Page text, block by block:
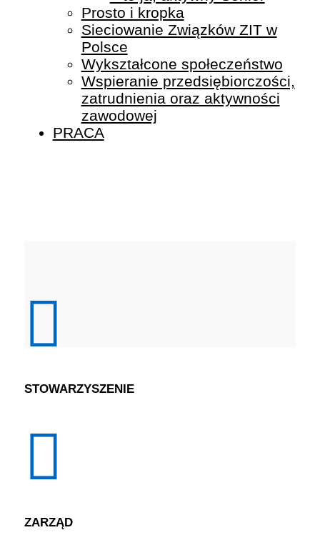
Prosto i kropka
Sieciowanie Związków ZIT w
Polsce
Wykształcone społeczeństwo
Wspieranie przedsiębiorczości,
zatrudnienia oraz aktywności
zawodowej
PRACA
STOWARZYSZENIE
ZARZĄD